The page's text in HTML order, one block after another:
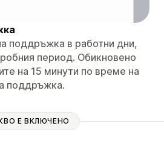
поддръжка в работни дни,
период. Обикновено
на 15 минути по време на
поддръжка.
Е ВКЛЮЧЕНО